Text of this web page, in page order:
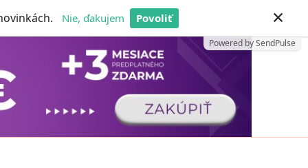
Nie, ďakujem Povoliť
Powered by SendPulse
×